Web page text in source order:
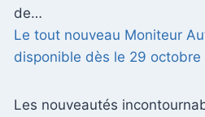
de…
Le tout nouveau Moniteur
disponible dès le 29 octobre
Les nouveautés